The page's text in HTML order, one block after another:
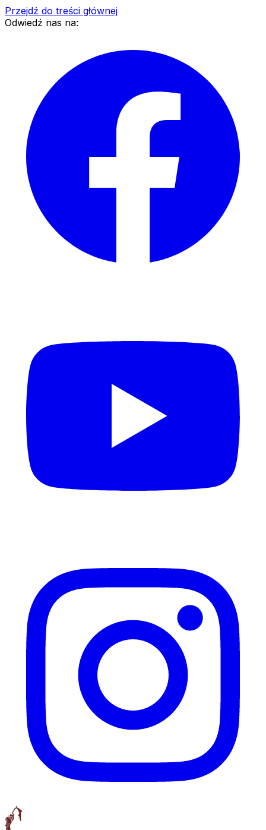
Przejdź do treści głównej
Odwiedź nas na: